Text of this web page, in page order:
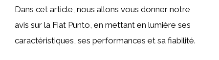
Dans cet article, nous allons vous donner notre
avis sur la Fiat Punto, en mettant en lumière ses
caractéristiques, ses performances et sa fiabilité.